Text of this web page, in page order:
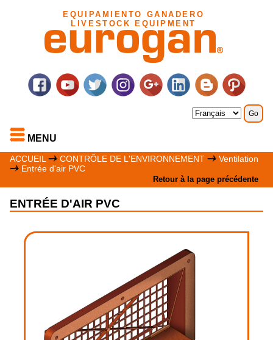
EQUIPAMIENTO GANADERO
LIVESTOCK EQUIPMENT
MENU
ACCUEIL CONTRÔLE DE L'ENVIRONNEMENT
Ventilation
Entrée d'air PVC
Retour à la page précédente
ENTRÉE D'AIR PVC